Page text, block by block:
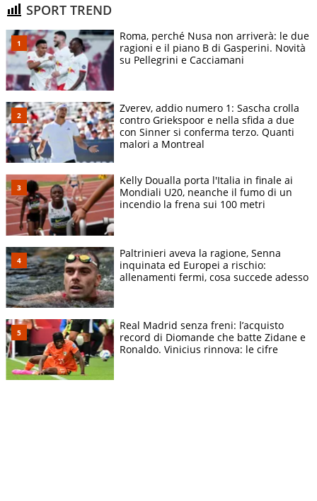
SPORT TREND
Roma, perché Nusa non arriverà: le due
ragioni e il piano B di Gasperini. Novità
su Pellegrini e Cacciamani
Zverev, addio numero 1: Sascha crolla
contro Griekspoor e nella sfida a due
con Sinner si conferma terzo. Quanti
malori a Montreal
Kelly Doualla porta l'Italia in finale ai
Mondiali U20, neanche il fumo di un
incendio la frena sui 100 metri
Paltrinieri aveva la ragione, Senna
inquinata ed Europei a rischio:
allenamenti fermi, cosa succede adesso
Real Madrid senza freni: l’acquisto
record di Diomande che batte Zidane e
Ronaldo. Vinicius rinnova: le cifre